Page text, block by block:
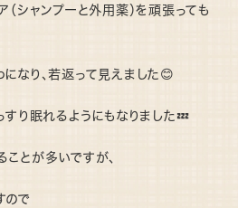
（シャンプーと外用薬）を頑張っても
なり、若返って見えました😊
すり眠れるようにもなりました💤
とが多いですが、
ので